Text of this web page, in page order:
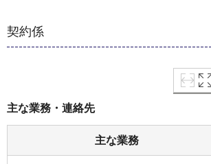
契約係
主な業務・連絡先
主な業務